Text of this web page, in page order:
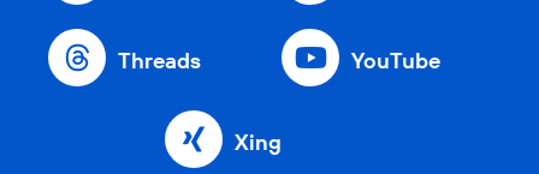
Threads YouTube
Xing